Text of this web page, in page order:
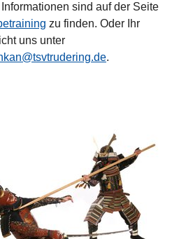
sind auf der Seite
zu finden. Oder Ihr
uns unter
.